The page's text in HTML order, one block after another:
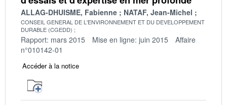
ALLAG-DHUISME, Fabienne NATAF, Jean-Michel
CONSEIL GENERAL DE L'ENVIRONNEMENT ET DU DEVELOPPEMENT
DURABLE (CGEDD)
Rapport: mars 2015 Mise en ligne: juin 2015
Affaire
n°010142-01
Accéder à la notice